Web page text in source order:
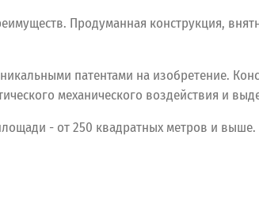
Продуманная конструкция,
патентами на изобретение.
механического воздействия и
- от250 квадратных метров и выше.